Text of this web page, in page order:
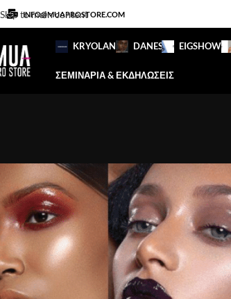
Skip to main content
INFO@MUAPROSTORE.COM
KRYOLAN DANESSA EIGSHOW
ΣΕΜΙΝΑΡΙΑ & ΕΚΔΗΛΩΣΕΙΣ